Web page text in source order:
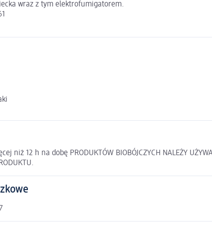
wraz z tym elektrofumigatorem.
niż 12 h na dobę PRODUKTÓW BIOBÓJCZYCH NALEŻY